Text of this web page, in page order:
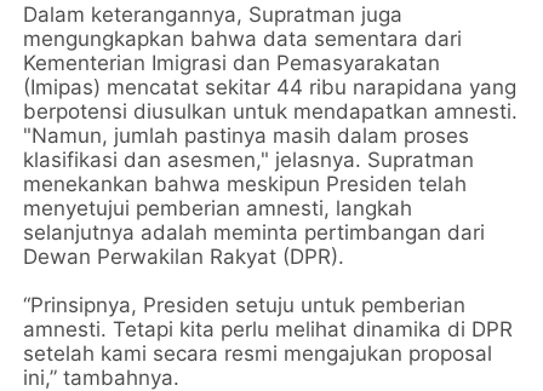
Dalam keterangannya, Supratman juga
mengungkapkan bahwa data sementara dari
Kementerian Imigrasi dan Pemasyarakatan
(Imipas) mencatat sekitar 44 ribu narapidana yang
berpotensi diusulkan untuk mendapatkan amnesti.
"Namun, jumlah pastinya masih dalam proses
klasifikasi dan asesmen," jelasnya. Supratman
menekankan bahwa meskipun Presiden telah
menyetujui pemberian amnesti, langkah
selanjutnya adalah meminta pertimbangan dari
Dewan Perwakilan Rakyat (DPR).
“Prinsipnya, Presiden setuju untuk pemberian
amnesti. Tetapi kita perlu melihat dinamika di DPR
setelah kami secara resmi mengajukan proposal
ini,” tambahnya.